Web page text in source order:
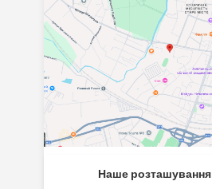
Наше розташування